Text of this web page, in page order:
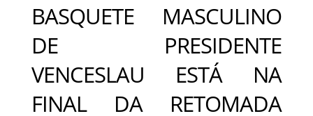
BASQUETE MASCULINO
DE PRESIDENTE
VENCESLAU ESTÁ NA
FINAL DA RETOMADA